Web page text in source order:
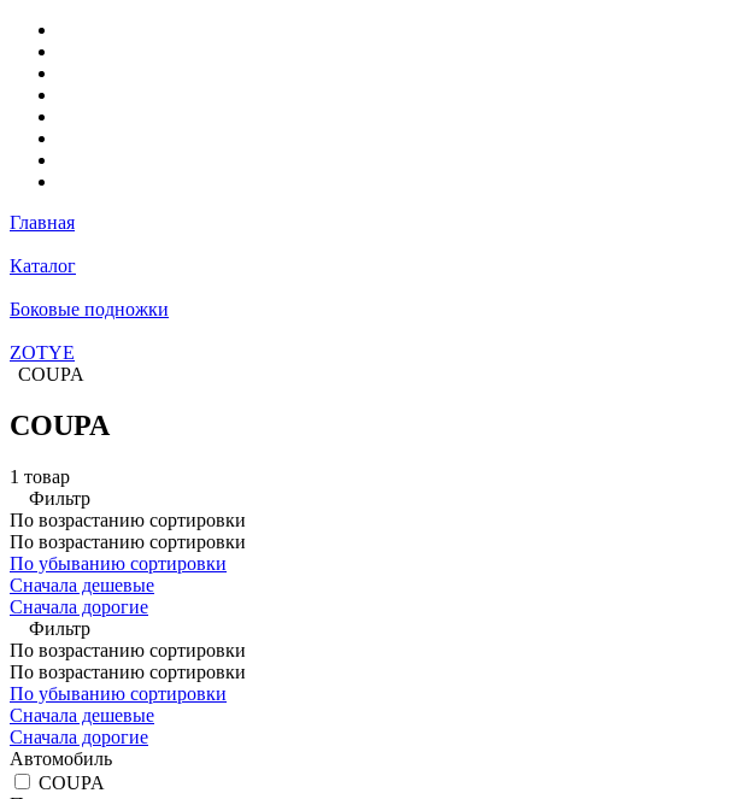
Главная
Каталог
Боковые подножки
ZOTYE
COUPA
COUPA
1 товар
Фильтр
По возрастанию сортировки
По возрастанию сортировки
По убыванию сортировки
Сначала дешевые
Сначала дорогие
Фильтр
По возрастанию сортировки
По возрастанию сортировки
По убыванию сортировки
Сначала дешевые
Сначала дорогие
Автомобиль
COUPA